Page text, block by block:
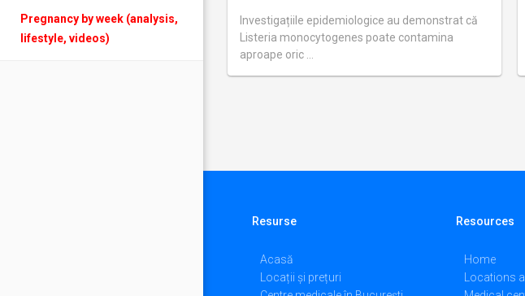
Pregnancy by week (analysis,
lifestyle, videos)
Investigațiile epidemiologice au demonstrat că
Listeria monocytogenes poate contamina
aproape oric …
Resurse
Acasă
Locații și prețuri
Resources
Home
Locations